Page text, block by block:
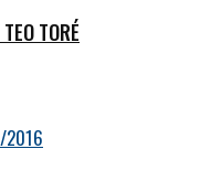
TORÉ